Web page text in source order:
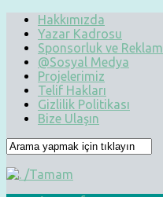
Hakkımızda
Yazar Kadrosu
Sponsorluk ve Reklam
@Sosyal Medya
Projelerimiz
Telif Hakları
Gizlilik Politikası
Bize Ulaşın